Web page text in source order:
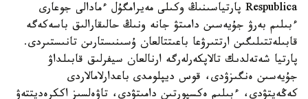
Respublica پارتياسىنىڭ وكىلى مەيرامگۇل ءمادالى جوعارى
ءبىلىم بەرۋ جۇيەسىن دامىتۋ جانە ونىڭ حالىقارالىق باسەكەگە
قابىلەتتىلىگىن ارتتىرۋعا باعىتتالعان ۇسىنىستارىن تانىستىردى.
پارتيا شەتەلدىك تالاپكەرلەرگە ارنالعان سيفرلىق قابىلداۋ
جۇيەسىن ەنگىزۋدى، قوس ديپلومدى باعدارلامالاردى
كەڭەيتۋدى، ءبىلىم ەكسپورتىن دامىتۋدى، تاۋەلسىز اككرەديتتەۋ